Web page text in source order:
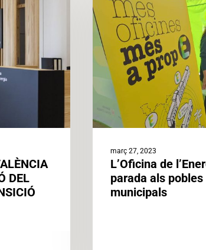
DEL
l’Energia
de
València
parada
pobles
els
municipals
març 27, 2023
L’Oficina de
parada als
municipals